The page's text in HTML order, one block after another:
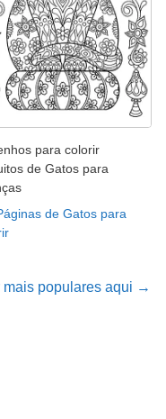
para colorir
de Gatos para
de Gatos para
mais populares aqui →